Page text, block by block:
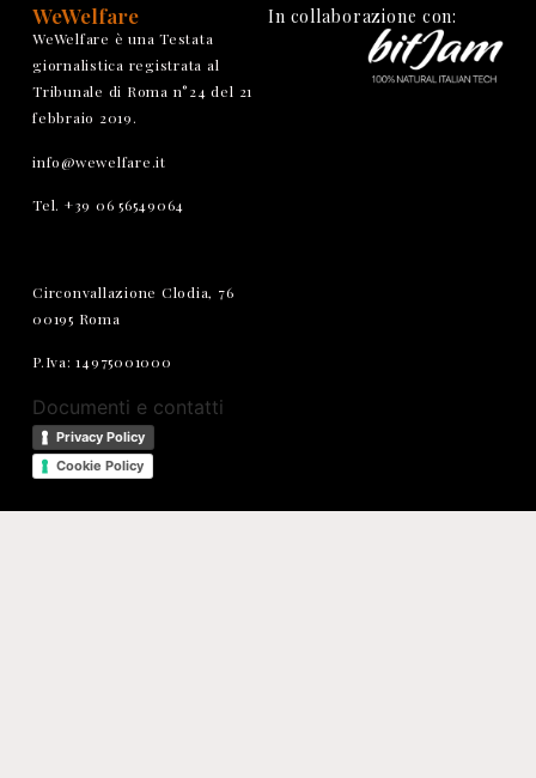
WeWelfare
WeWelfare è una Testata
giornalistica registrata al
Tribunale di Roma n°24 del 21
febbraio 2019.
info@wewelfare.it
Tel. +39 06 56549064
Circonvallazione Clodia, 76
00195 Roma
P.Iva: 14975001000
Documenti e contatti
Privacy Policy
Cookie Policy
In collaborazione con: